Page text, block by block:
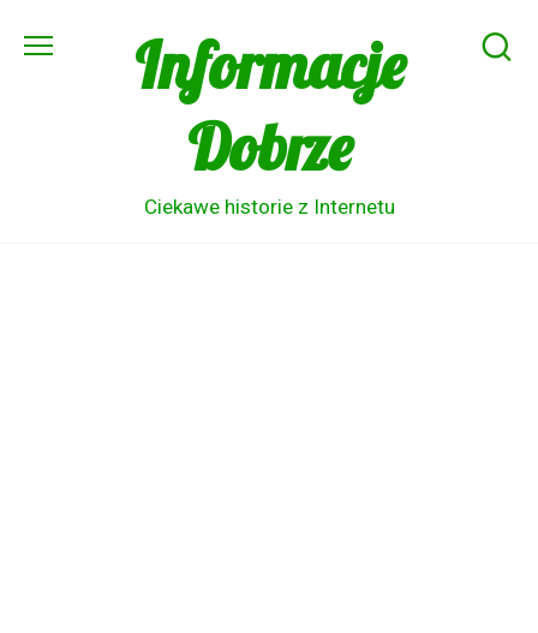
Informacje
Dobrze
Ciekawe historie z Internetu